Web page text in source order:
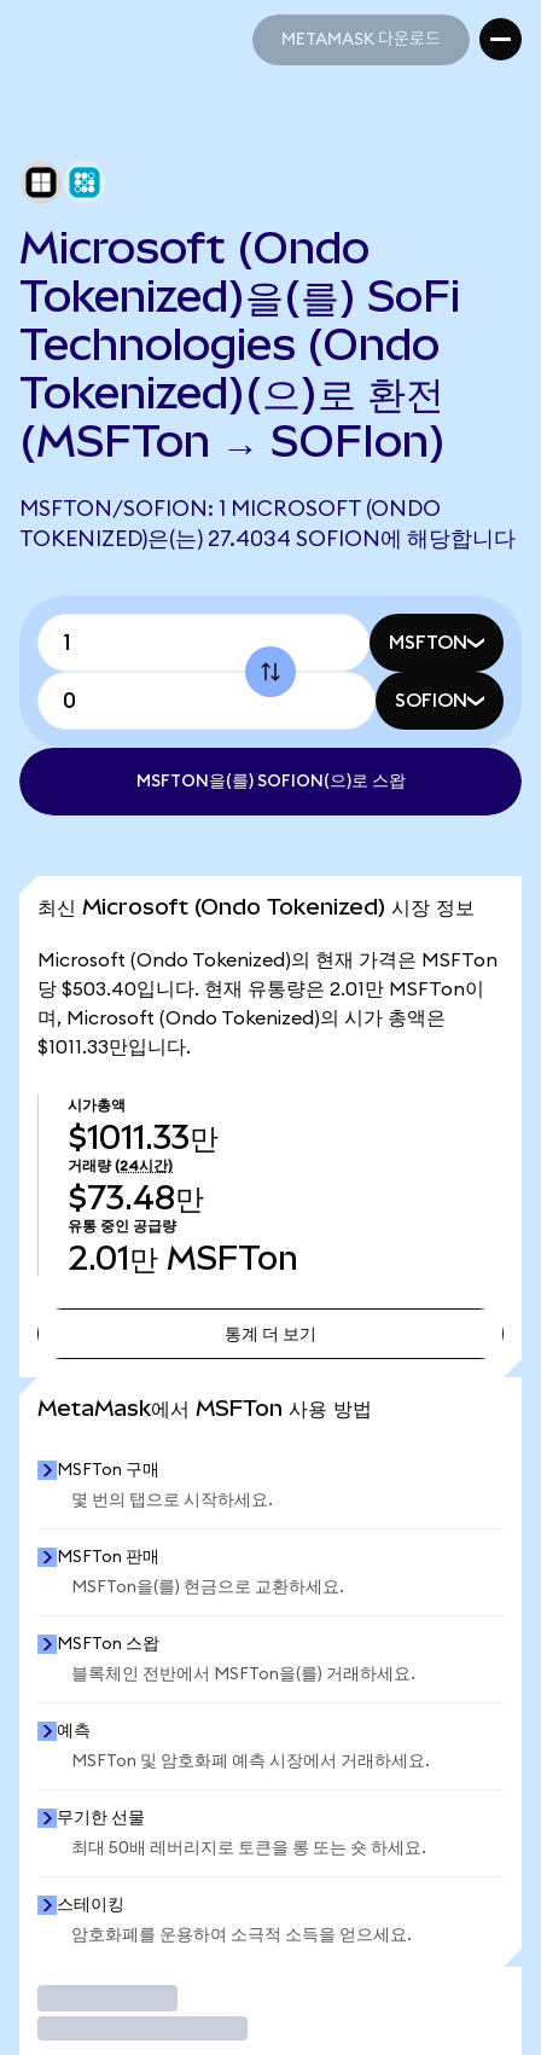
METAMASK 다운로드
Microsoft (Ondo
Tokenized)을(를) SoFi
Technologies (Ondo
Tokenized)(으)로 환전
(MSFTon → SOFIon)
MSFTON/SOFION: 1 MICROSOFT (ONDO
TOKENIZED)은(는) 27.4034 SOFION에 해당합니다
MSFTON
SOFION
MSFTON을(를) SOFION(으)로 스왑
최신 Microsoft (Ondo Tokenized) 시장 정보
Microsoft (Ondo Tokenized)의 현재 가격은 MSFTon
당 $503.40입니다. 현재 유통량은 2.01만 MSFTon이
며, Microsoft (Ondo Tokenized)의 시가 총액은
$1011.33만입니다.
시가총액
$1011.33만
거래량 (24시간)
$73.48만
유통 중인 공급량
2.01만 MSFTon
통계 더 보기
MetaMask에서 MSFTon 사용 방법
MSFTon 구매
몇 번의 탭으로 시작하세요.
MSFTon 판매
MSFTon을(를) 현금으로 교환하세요.
MSFTon 스왑
블록체인 전반에서 MSFTon을(를) 거래하세요.
예측
MSFTon 및 암호화폐 예측 시장에서 거래하세요.
무기한 선물
최대 50배 레버리지로 토큰을 롱 또는 숏 하세요.
스테이킹
암호화폐를 운용하여 소극적 소득을 얻으세요.